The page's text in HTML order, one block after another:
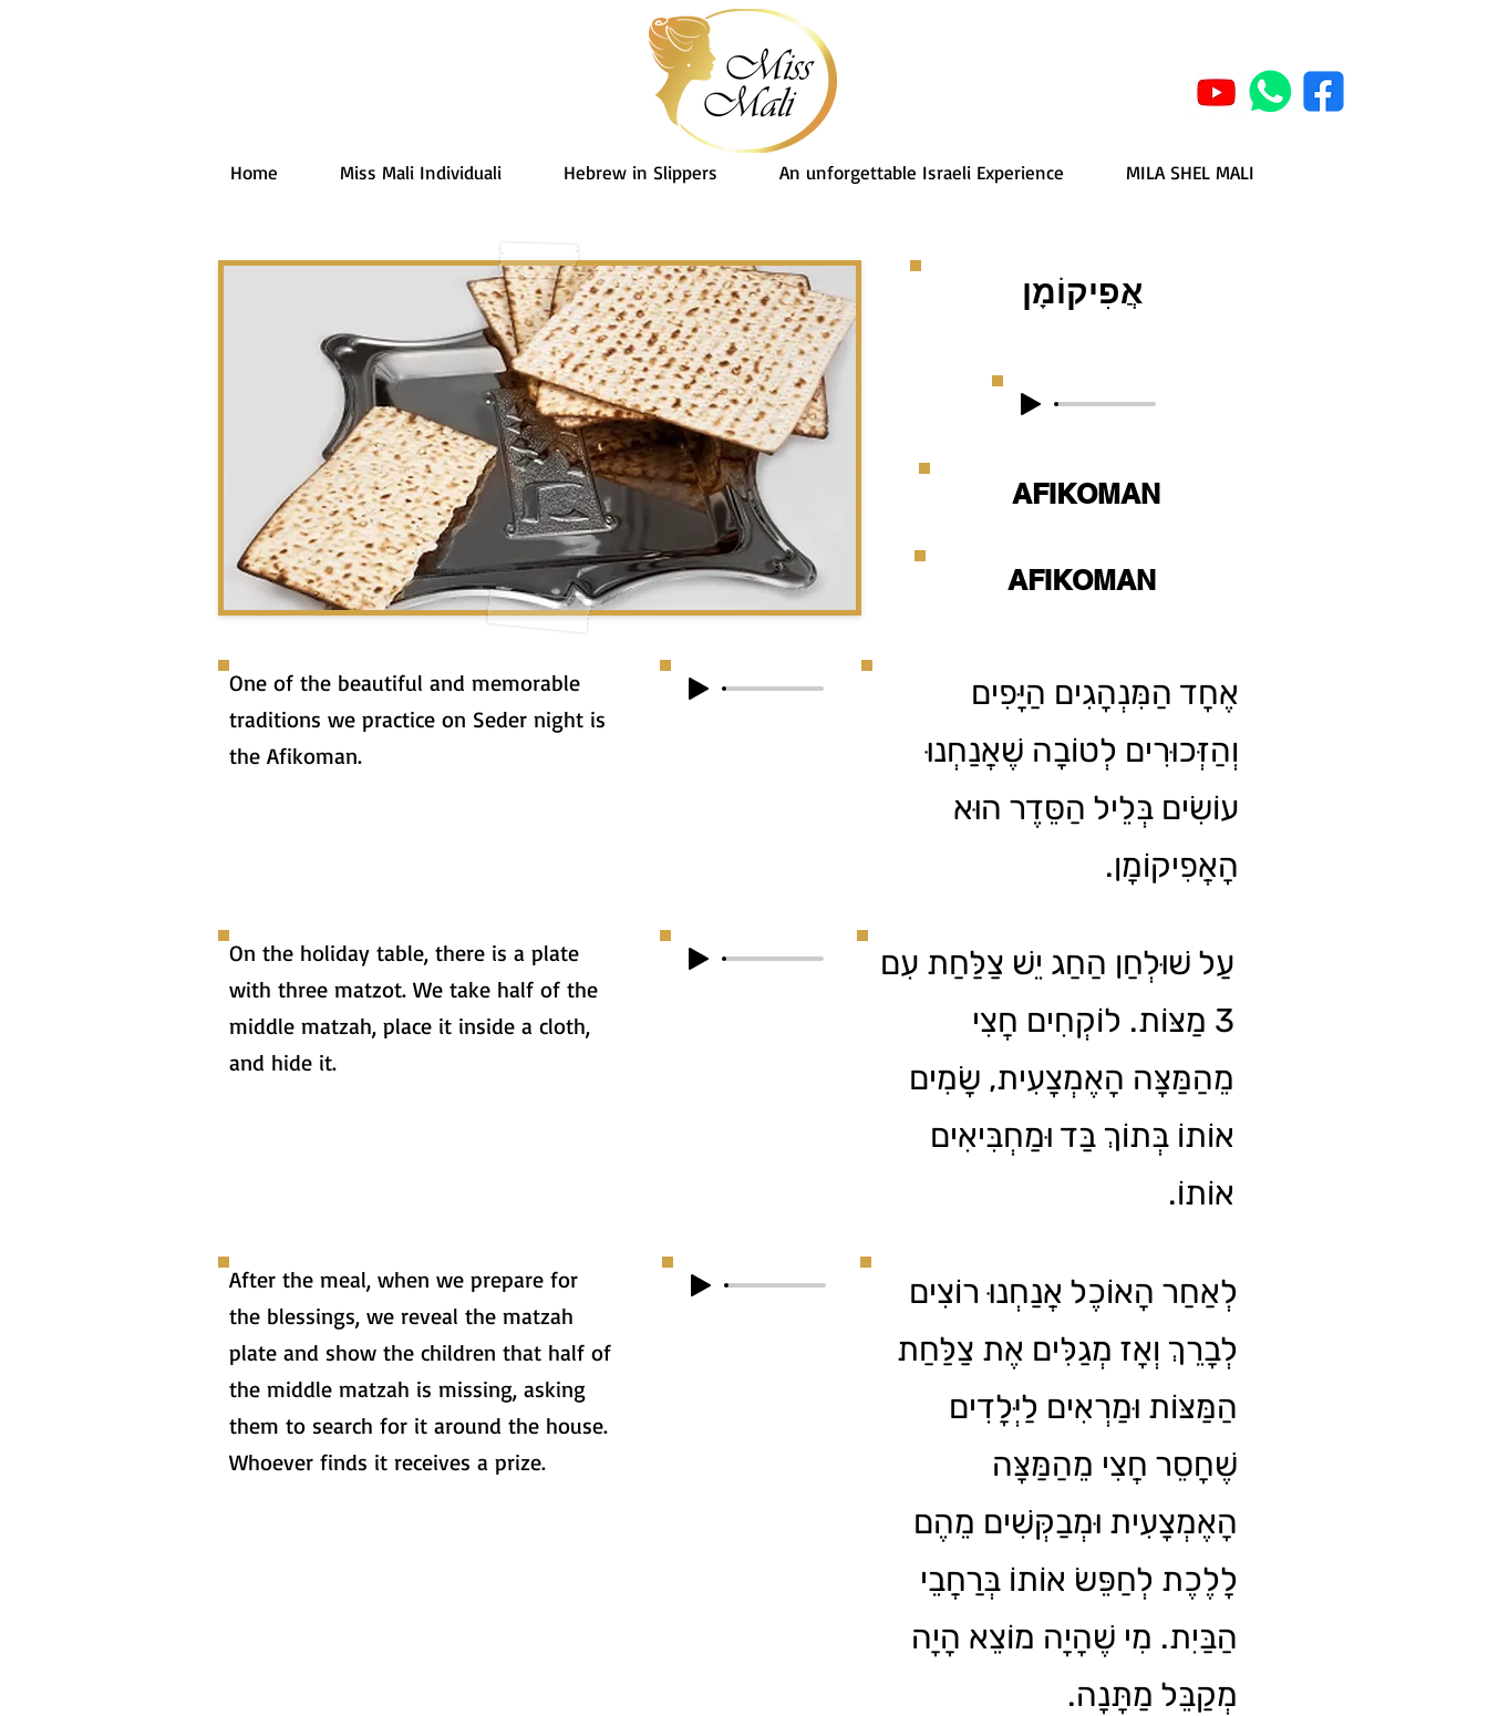
Home Miss Mali Individuali Hebrew in Slippers An unforgettable Israeli Experience MILA SHEL MALI
אֲפִיקוֹמָן
AFIKOMAN
AFIKOMAN
One of the beautiful and memorable
traditions we practice on Seder night is
the Afikoman.
אֶחָד הַמִּנְהָגִים הַיָּפִים
וְהַזְּכוּרִים לְטוֹבָה שֶׁאֲנַחְנוּ
עוֹשִׂים בְּלֵיל הַסֵּדֶר הוּא
הָאֲפִיקוֹמָן.
On the holiday table, there is a plate
with three matzot. We take half of the
middle matzah, place it inside a cloth,
and hide it.
עַל שׁוּלְחַן הַחַג יֵשׁ צַלַּחַת עִם
3 מַצּוֹת. לוֹקְחִים חֲצִי
מֵהַמַּצָּה הָאֶמְצָעִית, שָׂמִים
אוֹתוֹ בְּתוֹךְ בַּד וּמַחְבִּיאִים
אוֹתוֹ.
After the meal, when we prepare for
the blessings, we reveal the matzah
plate and show the children that half of
the middle matzah is missing, asking
them to search for it around the house.
Whoever finds it receives a prize.
לְאַחַר הָאוֹכֶל אֲנַחְנוּ רוֹצִים
לְבָרֵךְ וְאָז מְגַלִּים אֶת צַלַּחַת
הַמַּצּוֹת וּמַרְאִים לַיְּלָדִים
שֶׁחָסֵר חֲצִי מֵהַמַּצָּה
הָאֶמְצָעִית וּמְבַקְּשִׁים מֵהֶם
לָלֶכֶת לְחַפֵּשׂ אוֹתוֹ בְּרַחֲבֵי
הַבַּיִת. מִי שֶׁהָיָה מוֹצֵא הָיָה
מְקַבֵּל מַתָּנָה.